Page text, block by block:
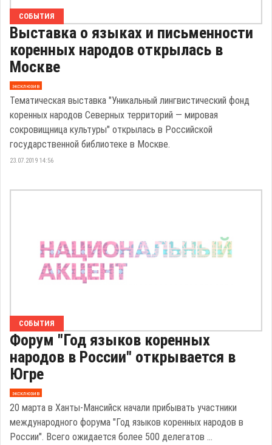
СОБЫТИЯ
Выставка о языках и письменности
коренных народов открылась в
Москве
эксклюзив
Тематическая выставка "Уникальный лингвистический фонд
коренных народов Северных территорий — мировая
сокровищница культуры" открылась в Российской
государственной библиотеке в Москве.
23.07.2019 14:56
СОБЫТИЯ
Форум "Год языков коренных
народов в России" открывается в
Югре
эксклюзив
20 марта в Ханты-Мансийск начали прибывать участники
международного форума "Год языков коренных народов в
России". Всего ожидается более 500 делегатов ...